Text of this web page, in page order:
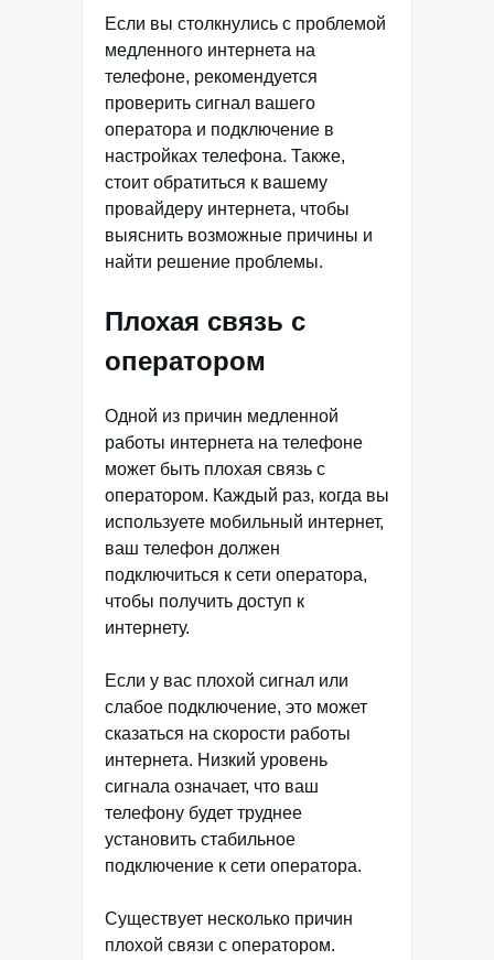
Если вы столкнулись с проблемой
медленного интернета на
телефоне, рекомендуется
проверить сигнал вашего
оператора и подключение в
настройках телефона. Также,
стоит обратиться к вашему
провайдеру интернета, чтобы
выяснить возможные причины и
найти решение проблемы.
Плохая связь с
оператором
Одной из причин медленной
работы интернета на телефоне
может быть плохая связь с
оператором. Каждый раз, когда вы
используете мобильный интернет,
ваш телефон должен
подключиться к сети оператора,
чтобы получить доступ к
интернету.
Если у вас плохой сигнал или
слабое подключение, это может
сказаться на скорости работы
интернета. Низкий уровень
сигнала означает, что ваш
телефону будет труднее
установить стабильное
подключение к сети оператора.
Существует несколько причин
плохой связи с оператором.